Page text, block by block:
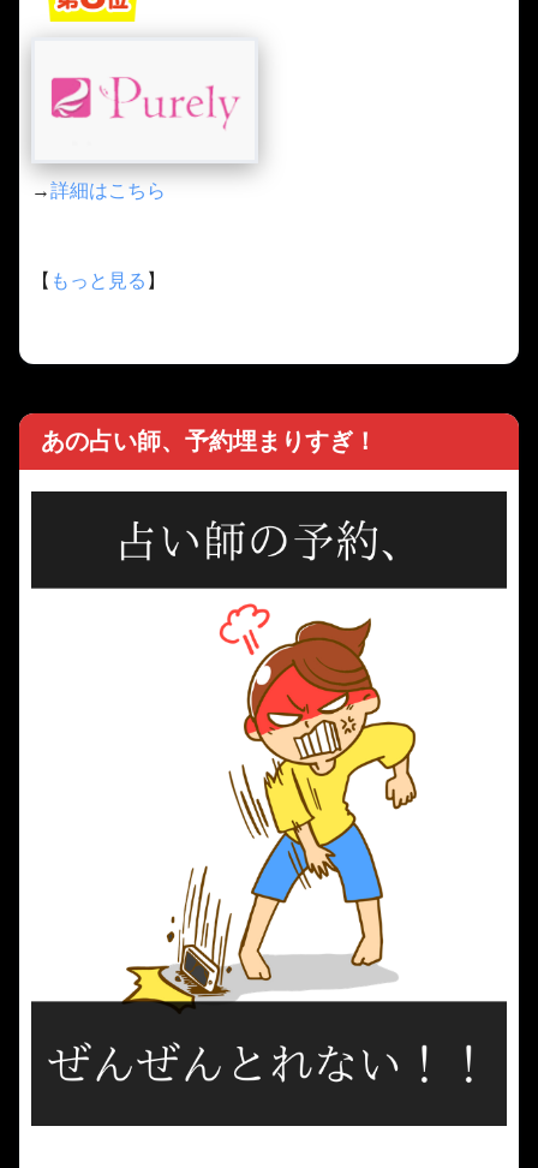
→詳細はこちら
【 もっと見る 】
あの占い師、予約埋まりすぎ！